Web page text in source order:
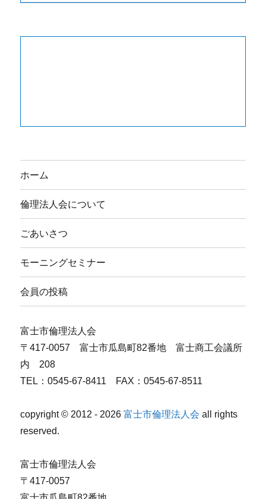
ホーム
倫理法人会について
ごあいさつ
モーニングセミナー
会員の投稿
富士市倫理法人会
〒417-0057 富士市瓜島町82番地 富士商工会議所
内 208
TEL：0545-67-8411 FAX：0545-67-8511
copyright © 2012 - 2026富士市倫理法人会 all rights
reserved.
富士市倫理法人会
〒417-0057